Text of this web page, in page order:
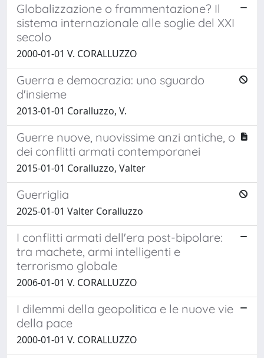
Globalizzazione o frammentazione? Il
sistema internazionale alle soglie del XXI
secolo
2000-01-01 V. CORALLUZZO
Guerra e democrazia: uno sguardo
d'insieme
2013-01-01 Coralluzzo, V.
Guerre nuove, nuovissime anzi antiche, o
dei conflitti armati contemporanei
2015-01-01 Coralluzzo, Valter
Guerriglia
2025-01-01 Valter Coralluzzo
I conflitti armati dell'era post-bipolare:
tra machete, armi intelligenti e
terrorismo globale
2006-01-01 V. CORALLUZZO
I dilemmi della geopolitica e le nuove vie
della pace
2000-01-01 V. CORALLUZZO